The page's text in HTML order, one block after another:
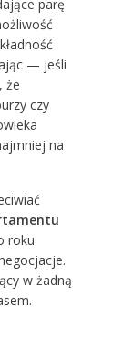
parę
— jeśli
że
czy
na
roku
w żadną